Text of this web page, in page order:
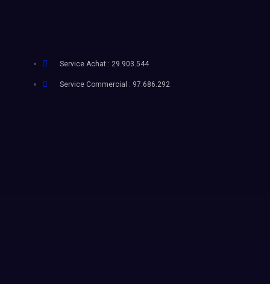
Service Achat : 29.903.544
Service Commercial : 97.686.292